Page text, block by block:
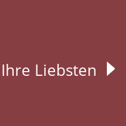
Liebsten